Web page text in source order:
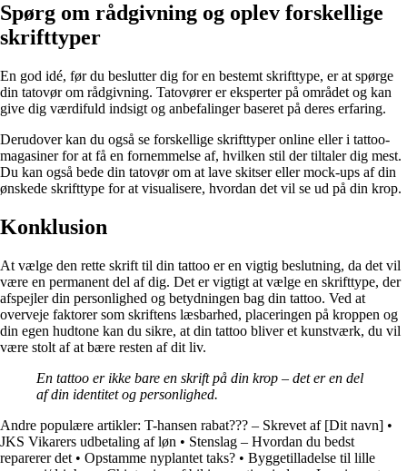
Spørg om rådgivning og oplev forskellige
skrifttyper
En god idé, før du beslutter dig for en bestemt skrifttype, er at spørge
din tatovør om rådgivning. Tatovører er eksperter på området og kan
give dig værdifuld indsigt og anbefalinger baseret på deres erfaring.
Derudover kan du også se forskellige skrifttyper online eller i tattoo-
magasiner for at få en fornemmelse af, hvilken stil der tiltaler dig mest.
Du kan også bede din tatovør om at lave skitser eller mock-ups af din
ønskede skrifttype for at visualisere, hvordan det vil se ud på din krop.
Konklusion
At vælge den rette skrift til din tattoo er en vigtig beslutning, da det vil
være en permanent del af dig. Det er vigtigt at vælge en skrifttype, der
afspejler din personlighed og betydningen bag din tattoo. Ved at
overveje faktorer som skriftens læsbarhed, placeringen på kroppen og
din egen hudtone kan du sikre, at din tattoo bliver et kunstværk, du vil
være stolt af at bære resten af dit liv.
En tattoo er ikke bare en skrift på din krop – det er en del
af din identitet og personlighed.
Andre populære artikler: T-hansen rabat??? – Skrevet af [Dit navn] •
JKS Vikarers udbetaling af løn • Stenslag – Hvordan du bedst
reparerer det • Opstamme nyplantet taks? • Byggetilladelse til lille